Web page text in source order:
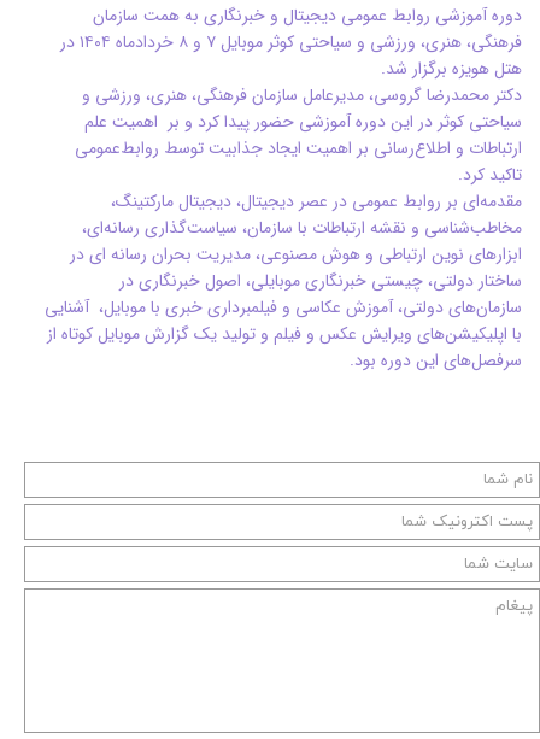
دوره آموزشی روابط عمومی دیجیتال و خبرنگاری به همت سازمان
فرهنگی، هنری، ورزشی و سیاحتی کوثر موبایل ۷ و ۸ خردادماه ۱۴۰۴ در
هتل هویزه برگزار شد.
دکتر محمدرضا گروسی، مدیرعامل سازمان فرهنگی، هنری، ورزشی و
سیاحتی کوثر در این دوره آموزشی حضور پیدا کرد و بر اهمیت علم
ارتباطات و اطلاع‌رسانی بر اهمیت ایجاد جذابیت توسط روابط‌عمومی
تاکید کرد.
مقدمه‌ای بر روابط عمومی در عصر دیجیتال، دیجیتال مارکتینگ،
مخاطب‌شناسی و نقشه ارتباطات با سازمان، سیاست‌گذاری رسانه‌ای،
ابزارهای نوین ارتباطی و هوش مصنوعی، مدیریت بحران رسانه ای در
ساختار دولتی، چیستی خبرنگاری موبایلی، اصول خبرنگاری در
سازمان‌های دولتی، آموزش عکاسی و فیلمبرداری خبری با موبایل، آشنایی
با اپلیکیشن‌های ویرایش عکس و فیلم و تولید یک گزارش موبایل کوتاه از
سرفصل‌های این دوره بود.